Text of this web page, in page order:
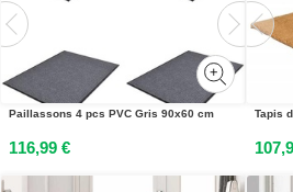
Paillassons 4 pcs PVC Gris 90x60 cm
116,99 €